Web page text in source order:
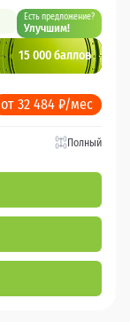
Есть предложение?
Улучшим!
15 000 баллов
от 32 484 ₽/мес
Полный